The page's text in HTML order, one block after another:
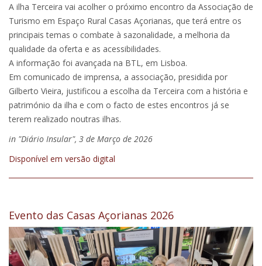
A ilha Terceira vai acolher o próximo encontro da Associação de
Turismo em Espaço Rural Casas Açorianas, que terá entre os
principais temas o combate à sazonalidade, a melhoria da
qualidade da oferta e as acessibilidades.
A informação foi avançada na BTL, em Lisboa.
Em comunicado de imprensa, a associação, presidida por
Gilberto Vieira, justificou a escolha da Terceira com a história e
património da ilha e com o facto de estes encontros já se
terem realizado noutras ilhas.
in "Diário Insular", 3 de Março de 2026
Disponível em versão digital
Evento das Casas Açorianas 2026